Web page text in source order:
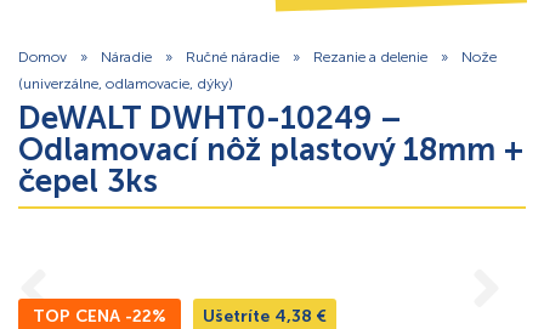
Domov » Náradie » Ručné náradie » Rezanie a delenie »
Nože
(univerzálne, odlamovacie, dýky)
DeWALT DWHT0-10249 –
Odlamovací nôž plastový 18mm +
čepel 3ks
TOP CENA -22% Ušetríte 4,38 €